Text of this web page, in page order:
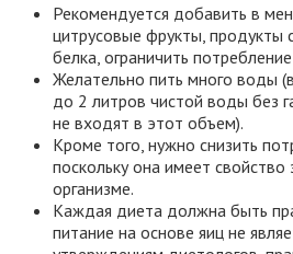
Рекомендуется добавить в
цитрусовые фрукты,
белка, ограничить
Желательно пить много воды
до 2 литров чистой воды без
не входят в этот объем).
Кроме того, нужно снизить
поскольку она имеет
организме.
Каждая диета должна быть
питание на основе яиц не